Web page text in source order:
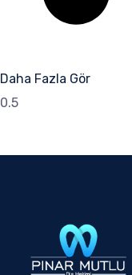
Daha Fazla Gör